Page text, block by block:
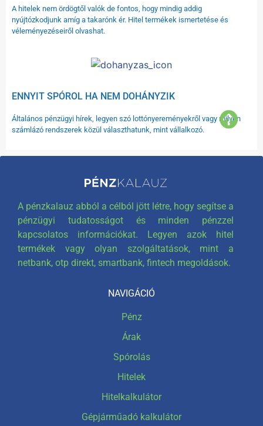
A hitelek nem ördögtől valók de fontos, hogy mindig addig
nyújtózkodjunk amíg a takarónk ér. Hitel termékek ismertetése és
véleményezéseiről olvashat.
ENNYIT SPÓROL HA NEM DOHÁNYZIK
Általános pénzügyi hírek, legyen szó lottónyereményekről vagy milyen
számlázó rendszerek közül választhatunk, mint vállalkozó.
A pénzkalauz abból a célból jött létre, hogy segítse a
pénzügyi tudatosságot és minden pénzzel
kapcsolatos információkat. Legyen azok hitel
termékek vagy olyan szolgáltatások, mint a
netbank, otp direkt, smartbank, fintech megoldások.
NAVIGÁCIÓ
Pénz
Árak
Spórolás
Hitelek
Hitelkalkulátor
Gépjárműadó kalkulátor